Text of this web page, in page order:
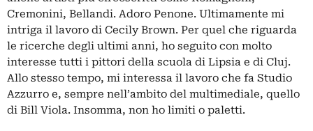
Cremonini, Bellandi. Adoro Penone. Ultimamente mi
intriga il lavoro di Cecily Brown. Per quel che riguarda
le ricerche degli ultimi anni, ho seguito con molto
interesse tutti i pittori della scuola di Lipsia e di Cluj.
Allo stesso tempo, mi interessa il lavoro che fa Studio
Azzurro e, sempre nell’ambito del multimediale, quello
di Bill Viola. Insomma, non ho limiti o paletti.